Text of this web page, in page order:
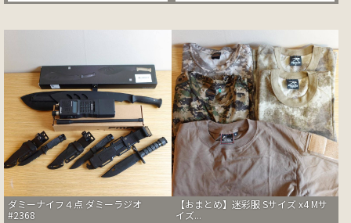
ダミーナイフ４点 ダミーラジオ
#2368
【おまとめ】迷彩服 Sサイズ x4 Mサ
イズ...